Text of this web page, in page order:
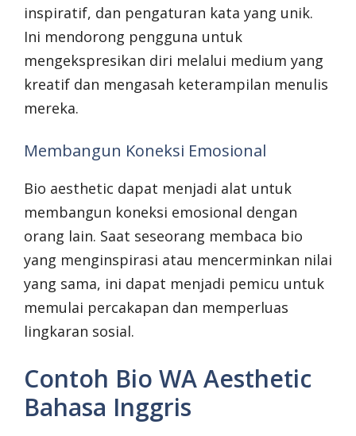
inspiratif, dan pengaturan kata yang unik.
Ini mendorong pengguna untuk
mengekspresikan diri melalui medium yang
kreatif dan mengasah keterampilan menulis
mereka.
Membangun Koneksi Emosional
Bio aesthetic dapat menjadi alat untuk
membangun koneksi emosional dengan
orang lain. Saat seseorang membaca bio
yang menginspirasi atau mencerminkan nilai
yang sama, ini dapat menjadi pemicu untuk
memulai percakapan dan memperluas
lingkaran sosial.
Contoh Bio WA Aesthetic
Bahasa Inggris